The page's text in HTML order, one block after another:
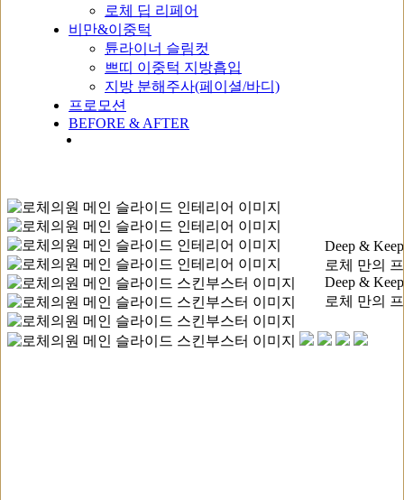
로체 딥 리페어
비만&이중턱
튠라이너 슬림컷
쁘띠 이중턱 지방흡입
지방 분해주사(페이셜/바디)
프로모션
BEFORE & AFTER
Deep &
로체 만의
Deep &
로체 만의